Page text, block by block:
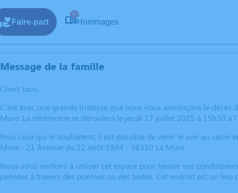
Faire-part
13
Hommages
Message de la famille
Chers tous,
C'est avec une grande tristesse que nous vous annonçons le décès
Mure. La cérémonie se déroulera le jeudi 17 juillet 2025 à 15h30 à
Pour ceux qui le souhaitent, il est possible de venir le voir au
Mure - 21 Avenue du 22 août 1944 - 38350 La Mure.
Nous vous invitons à utiliser cet espace pour laisser vos
pensées à travers des poèmes ou des textes. Cet endroit est un